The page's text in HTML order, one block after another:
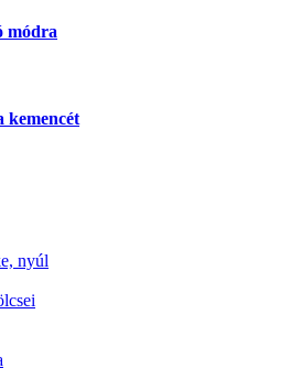
módra
kemencét
nyúl